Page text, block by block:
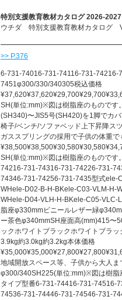
特別支援教育教材カタログ 2026-2027
ウチダ 特別支援教育教材カタログ
>> P.376
6-731-74016-731-74116-731-
7451φ300/330/340305税込価格
SH(単位:mm)※図は樹脂座のものです
(SH340)〜JIS5号(SH420)を1脚でカ
椅子/ベンチ/ソファベッド上下昇降ス
ガススプリングの採用で子供の体重
SH(単位:mm)※図は樹脂座のもので
74216-731-74316-731-74226-731-
74346-731-74256-731-7435型式ele-
WHele-D02-B-H-BKele-C03-VLM-H-
WHele-D04-VLH-H-BKele-C05-VLC-
脂座φ330mmビニールレザー緑
ー茶色φ340mmSH座面高(mm)415〜
ックホワイトブラックホワイトブラ
3.9kg約3.0kg約3.2kg本体価格
地域開放スペース等、子供から大人ま
φ300/340SH225(単位:mm)※図は樹脂
タイプ型番6-731-74416-731-74516-
74536-731-74446-731-74546-731-